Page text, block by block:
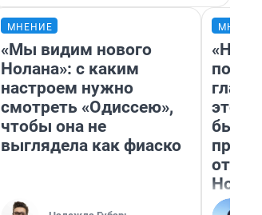
МНЕНИЕ
«Мы видим нового
Нолана»: с каким
настроем нужно
смотреть «Одиссею»,
чтобы она не
выглядела как фиаско
этого
бьет